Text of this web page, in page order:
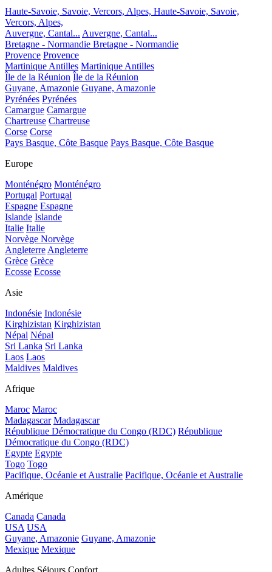
Haute-Savoie, Savoie, Vercors, Alpes, Haute-Savoie, Savoie,
Vercors, Alpes,
Auvergne, Cantal... Auvergne, Cantal...
Bretagne - Normandie Bretagne - Normandie
Provence Provence
Martinique Antilles Martinique Antilles
Île de la Réunion Île de la Réunion
Guyane, Amazonie Guyane, Amazonie
Pyrénées Pyrénées
Camargue Camargue
Chartreuse Chartreuse
Corse Corse
Pays Basque, Côte Basque Pays Basque, Côte Basque
Europe
Monténégro Monténégro
Portugal Portugal
Espagne Espagne
Islande Islande
Italie Italie
Norvège Norvège
AngleterreAngleterre
Grèce Grèce
Ecosse Ecosse
Asie
Indonésie Indonésie
Kirghizistan Kirghizistan
Népal Népal
Sri Lanka Sri Lanka
Laos Laos
Maldives Maldives
Afrique
Maroc Maroc
Madagascar Madagascar
République Démocratique du Congo (RDC) République
Démocratique du Congo (RDC)
Egypte Egypte
Togo Togo
Pacifique, Océanie et Australie Pacifique, Océanie et Australie
Amérique
Canada Canada
USA USA
Guyane, Amazonie Guyane, Amazonie
Mexique Mexique